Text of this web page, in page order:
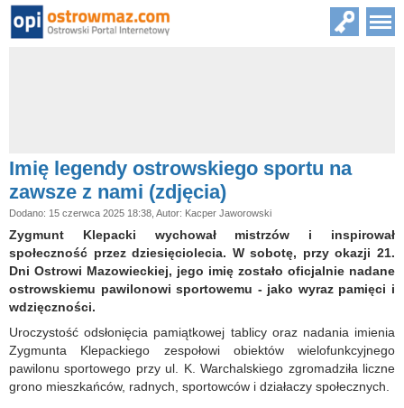
Imię legendy ostrowskiego sportu na
zawsze z nami (zdjęcia)
Dodano: 15 czerwca 2025 18:38, Autor: Kacper Jaworowski
Zygmunt Klepacki wychował mistrzów i inspirował
społeczność przez dziesięciolecia. W sobotę, przy okazji 21.
Dni Ostrowi Mazowieckiej, jego imię zostało oficjalnie nadane
ostrowskiemu pawilonowi sportowemu - jako wyraz pamięci i
wdzięczności.
Uroczystość odsłonięcia pamiątkowej tablicy oraz nadania imienia
Zygmunta Klepackiego zespołowi obiektów wielofunkcyjnego
pawilonu sportowego przy ul. K. Warchalskiego zgromadziła liczne
grono mieszkańców, radnych, sportowców i działaczy społecznych.